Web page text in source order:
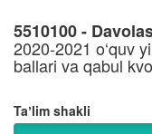
5510100 -
2020-2021 o‘quv
ballari va qabul
Taʼlim shakli